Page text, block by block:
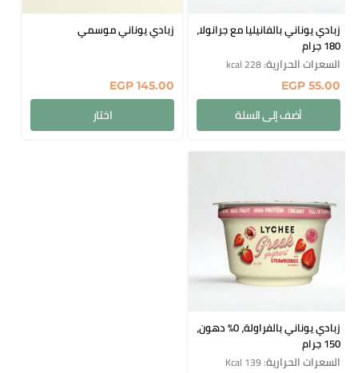
زبادي يوناني بالفانيليا مع جرانولا،
180 جرام
EGP 55.00
أضف إلى السلة
السعرات الحرارية: 228 kcal
زبادي يوناني موسمي
EGP 145.00
اختار
زبادي يوناني بالفراولة، 0% دهون،
150 جرام
السعرات الحرارية: 139 Kcal